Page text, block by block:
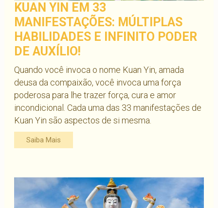
KUAN YIN EM 33
MANIFESTAÇÕES: MÚLTIPLAS
HABILIDADES E INFINITO PODER
DE AUXÍLIO!
Quando você invoca o nome Kuan Yin, amada
deusa da compaixão, você invoca uma força
poderosa para lhe trazer força, cura e amor
incondicional. Cada uma das 33 manifestações de
Kuan Yin são aspectos de si mesma.
Saiba Mais